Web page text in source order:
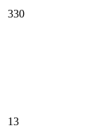
330
13